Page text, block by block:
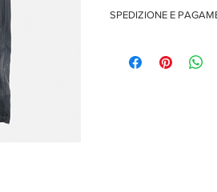
SPEDIZIONE E
Pagamenti sicuri con